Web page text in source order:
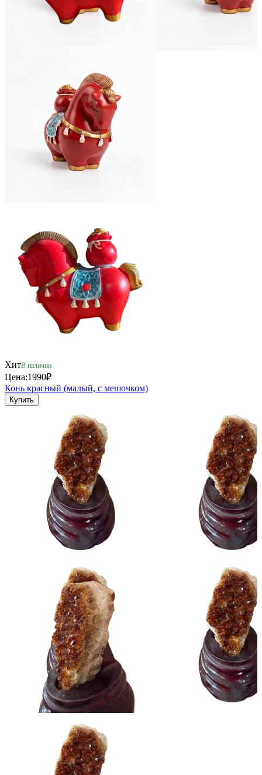
ХитВ наличии
Цена:1990₽
Конь красный (малый, с мешочком)
Купить